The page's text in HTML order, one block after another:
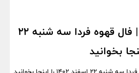
فال قهوه روزانه | فال قهوه فردا سه شنبه 22